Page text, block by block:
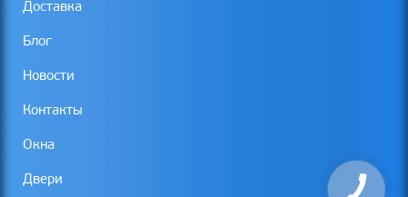
Доставка
Блог
Новости
Контакты
Окна
Двери